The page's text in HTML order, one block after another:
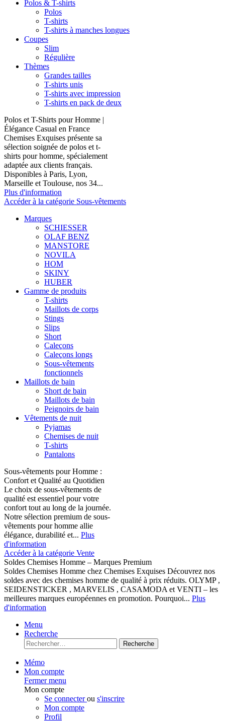
Polos & T-shirts
Polos
T-shirts
T-shirts à manches longues
Coupes
Slim
Régulière
Thèmes
Grandes tailles
T-shirts unis
T-shirts avec impression
T-shirts en pack de deux
Polos et T-Shirts pour Homme |
Élégance Casual en France
Chemises Exquises présente sa
sélection soignée de polos et t-
shirts pour homme, spécialement
adaptée aux clients français.
Disponibles à Paris, Lyon,
Marseille et Toulouse, nos 34...
Plus d'information
Accéder à la catégorie Sous-vêtements
Marques
SCHIESSER
OLAF BENZ
MANSTORE
NOVILA
HOM
SKINY
HUBER
Gamme de produits
T-shirts
Maillots de corps
Stings
Slips
Short
Caleçons
Caleçons longs
Sous-vêtements
fonctionnels
Maillots de bain
Short de bain
Maillots de bain
Peignoirs de bain
Vêtements de nuit
Pyjamas
Chemises de nuit
T-shirts
Pantalons
Sous-vêtements pour Homme :
Confort et Qualité au Quotidien
Le choix de sous-vêtements de
qualité est essentiel pour votre
confort tout au long de la journée.
Notre sélection premium de sous-
vêtements pour homme allie
élégance, durabilité et... Plus
d'information
Accéder à la catégorie Vente
Soldes Chemises Homme – Marques Premium
Soldes Chemises Homme chez Chemises Exquises Découvrez nos
soldes avec des chemises homme de qualité à prix réduits. OLYMP ,
SEIDENSTICKER , MARVELIS , CASAMODA et VENTI – les
meilleures marques européennes en promotion. Pourquoi... Plus
d'information
Menu
Recherche
Recherche
Mémo
Mon compte
Fermer menu
Mon compte
Se connecterou s'inscrire
Mon compte
Profil